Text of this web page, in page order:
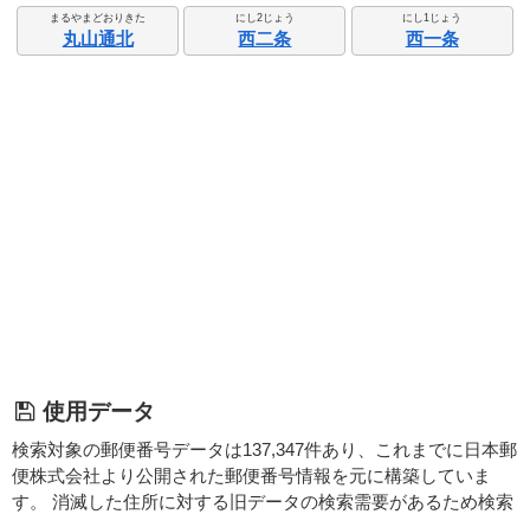
まるやまどおりきた
丸山通北
にし2じょう
西二条
にし1じょう
西一条
使用データ
検索対象の郵便番号データは137,347件あり、これまでに日本郵
便株式会社より公開された郵便番号情報を元に構築していま
す。 消滅した住所に対する旧データの検索需要があるため検索